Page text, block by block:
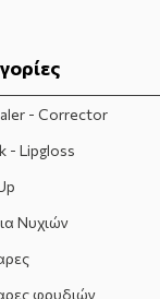
- Correctοr
- Lipgloss
Νυχιών
φρυδιών